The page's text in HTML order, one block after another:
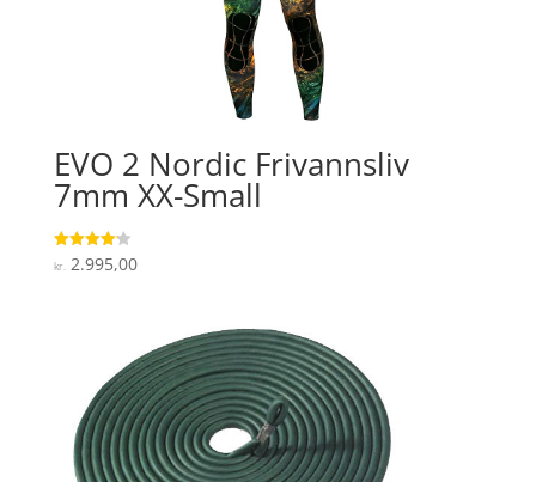
EVO 2 Nordic Frivannsliv
7mm XX-Small
Vurderet
4.2
kr. 2.995,00